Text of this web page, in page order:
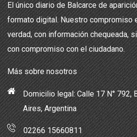
El único diario de Balcarce de
formato digital. Nuestro compromiso
verdad, con información chequeada,
con compromiso con el ciudadano.
Más sobre nosotros
Domicilio legal: Calle 17 N° 792,
Aires, Argentina
02266 15660811